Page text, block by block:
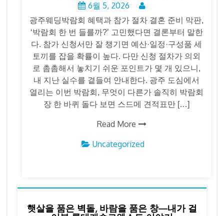
6월 5, 2026
광주웨딩박람회 혜택과 참가 절차 결혼 준비 막판,
‘박람회 한 번 들를까?’ 고민했다면 결론부터 말한
다. 참가 신청서만 잘 챙기면 예산·일정·구성품 세
토끼를 잡을 확률이 높다. 다만 신청 절차가 의외
로 촘촘해서 놓치기 쉬운 포인트가 몇 개 있으니,
내 지난 실수를 곁들여 안내한다. 광주 도심에서
열리는 이번 박람회, 무엇이 다른가 솔직히 박람회
장 한 바퀴 돌다 보면 스드메 견적표만 […]
Read More
Uncategorized
햇살을 품은 벽돌, 바람을 품은 창―내가 걸